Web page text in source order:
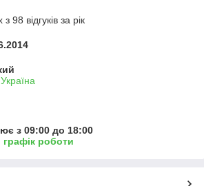
98 відгуків за рік
з 09:00 до 18:00
роботи